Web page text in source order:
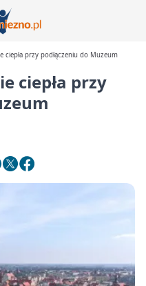
ciepła przy podłączeniu do Muzeum
ciepła przy